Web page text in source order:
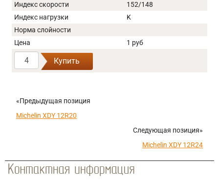
Индекс скорости
152/148
Индекс нагрузки
K
Норма слойности
Цена
1 руб
Купить
«Предыдущая позиция
Michelin XDY 12R20
Следующая позиция»
Michelin XDY 12R24